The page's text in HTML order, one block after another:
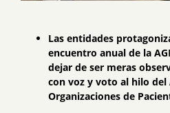
Las entidades
encuentro anual de la
dejar de ser meras
con voz y voto al hilo
Organizaciones de